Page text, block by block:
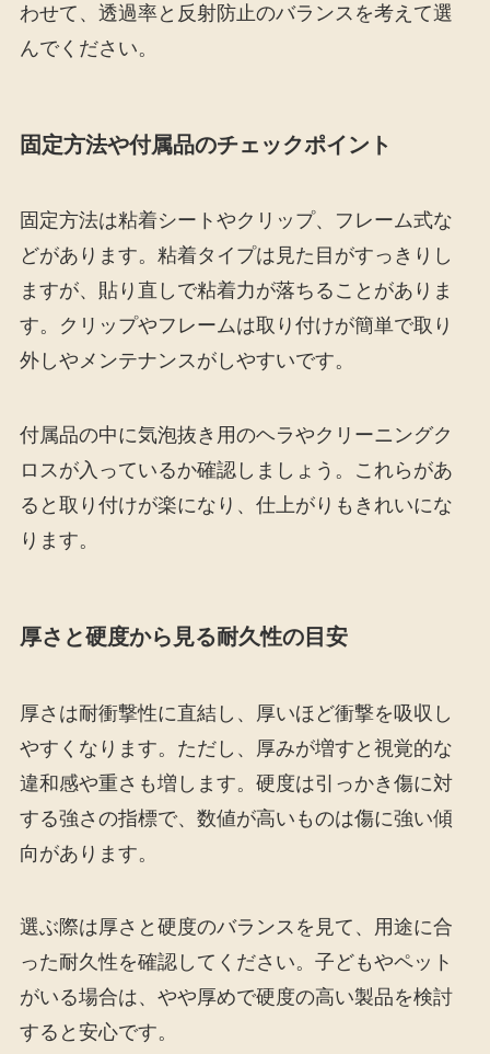
わせて、透過率と反射防止のバランスを考えて選
んでください。
固定方法や付属品のチェックポイント
固定方法は粘着シートやクリップ、フレーム式な
どがあります。粘着タイプは見た目がすっきりし
ますが、貼り直しで粘着力が落ちることがありま
す。クリップやフレームは取り付けが簡単で取り
外しやメンテナンスがしやすいです。
付属品の中に気泡抜き用のヘラやクリーニングク
ロスが入っているか確認しましょう。これらがあ
ると取り付けが楽になり、仕上がりもきれいにな
ります。
厚さと硬度から見る耐久性の目安
厚さは耐衝撃性に直結し、厚いほど衝撃を吸収し
やすくなります。ただし、厚みが増すと視覚的な
違和感や重さも増します。硬度は引っかき傷に対
する強さの指標で、数値が高いものは傷に強い傾
向があります。
選ぶ際は厚さと硬度のバランスを見て、用途に合
った耐久性を確認してください。子どもやペット
がいる場合は、やや厚めで硬度の高い製品を検討
すると安心です。